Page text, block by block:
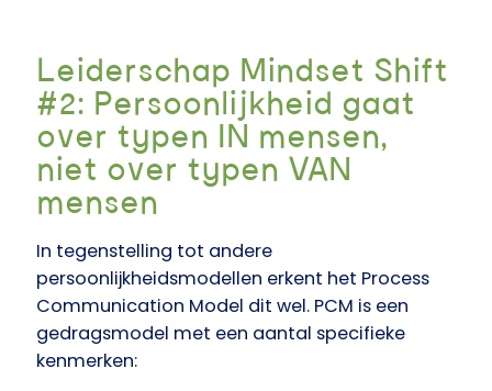
Leiderschap Mindset Shift
#2: Persoonlijkheid gaat
over typen IN mensen,
niet over typen VAN
mensen
In tegenstelling tot andere
persoonlijkheidsmodellen erkent het Process
Communication Model dit wel. PCM is een
gedragsmodel met een aantal specifieke
kenmerken: